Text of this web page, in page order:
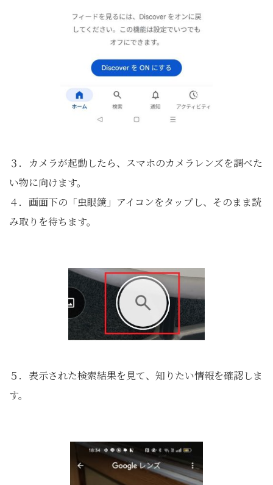
３．カメラが起動したら、スマホのカメラレンズを調べた
い物に向けます。
４．画面下の「虫眼鏡」アイコンをタップし、そのまま読
み取りを待ちます。
５．表示された検索結果を見て、知りたい情報を確認しま
す。